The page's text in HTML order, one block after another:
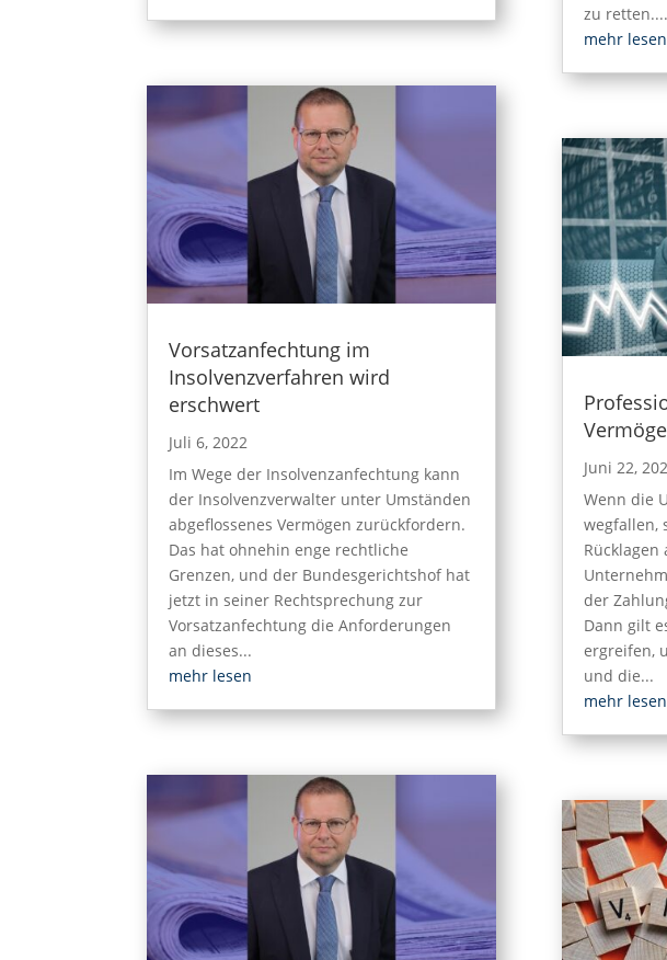
Vorsatzanfechtung im
Insolvenzverfahren wird
erschwert
Juli 6, 2022
Im Wege der Insolvenzanfechtung kann
der Insolvenzverwalter unter Umständen
abgeflossenes Vermögen zurückfordern.
Das hat ohnehin enge rechtliche
Grenzen, und der Bundesgerichtshof hat
jetzt in seiner Rechtsprechung zur
Vorsatzanfechtung die Anforderungen
an dieses...
mehr lesen
zu retten....
mehr lesen
Juni 22,
Wenn die
wegfallen,
Rücklagen
der
Dann gilt
ergreifen,
und die...
mehr lesen